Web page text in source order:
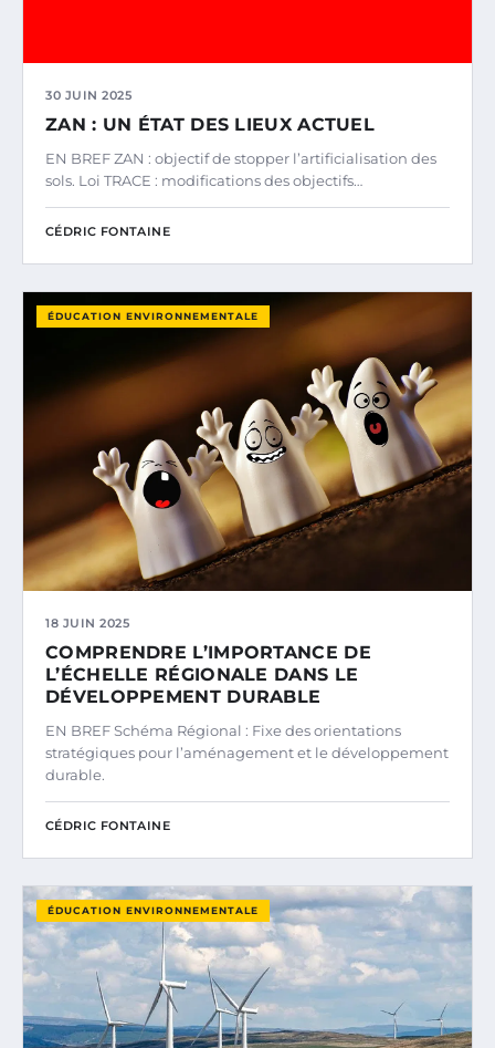
30 JUIN 2025
ZAN : UN ÉTAT DES LIEUX ACTUEL
EN BREF ZAN : objectif de stopper l’artificialisation des
sols. Loi TRACE : modifications des objectifs…
CÉDRIC FONTAINE
ÉDUCATION ENVIRONNEMENTALE
18 JUIN 2025
COMPRENDRE L’IMPORTANCE DE
L’ÉCHELLE RÉGIONALE DANS LE
DÉVELOPPEMENT DURABLE
EN BREF Schéma Régional : Fixe des orientations
stratégiques pour l’aménagement et le développement
durable.
CÉDRIC FONTAINE
ÉDUCATION ENVIRONNEMENTALE